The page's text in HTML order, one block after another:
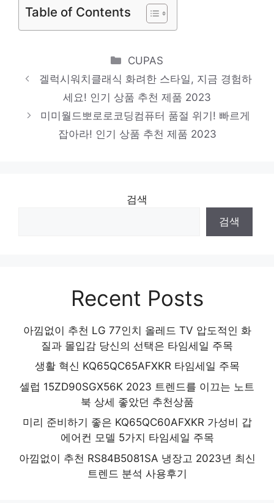
2023
Table of Contents
Categories
CUPAS
겔럭시워치클래식 화려한 스타일, 지금 경험하
세요! 인기 상품 추천 제품 2023
미미월드뽀로로코딩컴퓨터 품절 위기! 빠르게
잡아라! 인기 상품 추천 제품 2023
검색
검색
Recent Posts
아낌없이 추천 LG 77인치 올레드 TV 압도적인 화
질과 몰입감 당신의 선택은 타임세일 주목
생활 혁신 KQ65QC65AFXKR 타임세일 주목
셀럽 15ZD90SGX56K 2023 트렌드를 이끄는 노트
북 상세 좋았던 추천상품
미리 준비하기 좋은 KQ65QC60AFXKR 가성비 갑
에어컨 모델 5가지 타임세일 주목
아낌없이 추천 RS84B5081SA 냉장고 2023년 최신
트렌드 분석 사용후기